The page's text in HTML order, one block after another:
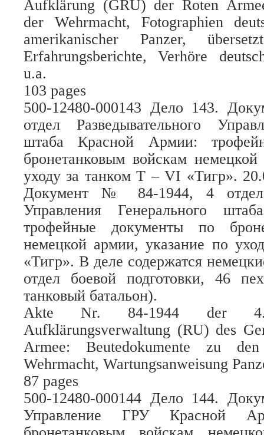
Aufklärung (GRU) der Roten
der Wehrmacht, Fotographien
amerikanischer Panzer,
Erfahrungsberichte, Verhöre
u.a.
103 pages
500-12480-000143 Дело 143.
отдел Разведывательного
штаба Красной Армии:
бронетанковым войскам
уходу за танком Т – VI «Тигр».
Документ № 84-1944, 4 отдел
Управления Генерального
трофейные документы по
немецкой армии, указание по
«Тигр». В деле содержатся
отдел боевой подготовки, 46
танковый батальон).
Akte Nr. 84-1944 der
Aufklärungsverwaltung (RU) des
Armee: Beutedokumente zu
Wehrmacht, Wartungsanweisung
87 pages
500-12480-000144 Дело 144.
Управление ГРУ Красной